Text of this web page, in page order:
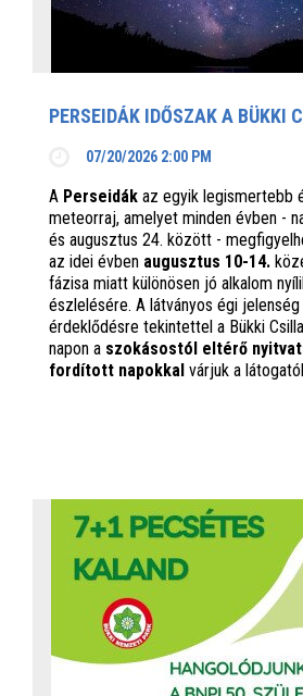
PERSEIDÁK IDŐSZAK A BÜKKI
07/20/2026 2:00 PM
A Perseidák az egyik legismertebb
meteorraj, amelyet minden évben -
és augusztus 24. között -
az idei évben augusztus 10-14.
fázisa miatt különösen jó alkalom
észlelésére. A látványos égi
érdeklődésre tekintettel a Bükki
napon a szokásostól eltérő
fordított napokkal várjuk a